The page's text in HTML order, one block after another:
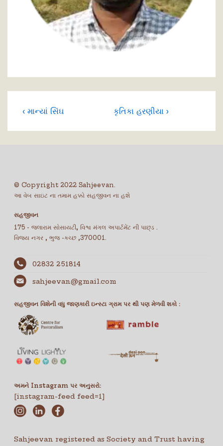
‹ માન્યાં સિંઘ કૃતિકા હરણીયા ›
© Copyright 2022 Sahjeevan.
આ વેબ સાઇટ ના તમામ હક્કો સહજીવન ના હશે
સહજીવન
175 - જલારામ સોસાયટી, વિશ્વ મંગલ અપાર્ટમેંટ ની પાછ્ડ .
વિજય નગર , ભુજ -કચ્છ ,370001.
02832 251814
sahjeevan@gmail.com
સહજીવન વિશેની વધુ જાણકારી ઇન્સ્ટા ગ્રામ પર થી પણ મેળવી શકો :
અમને Instagram પર અનુસરો:
[instagram-feed feed=1]
Sahjeevan registered as Society and Trust having